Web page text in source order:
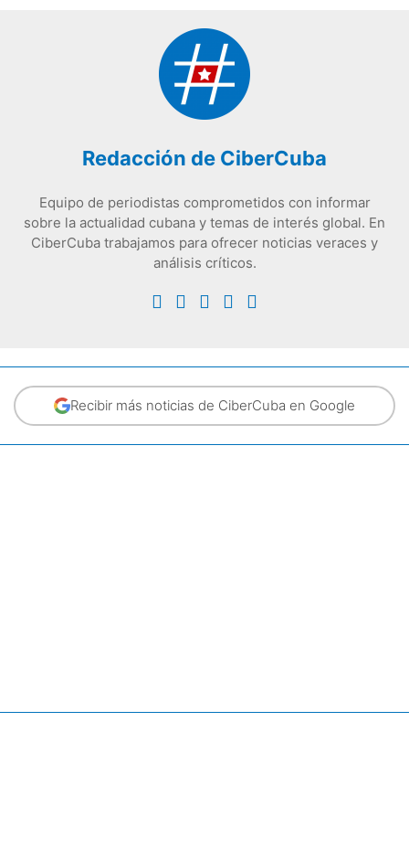
Redacción de CiberCuba
Equipo de periodistas comprometidos con informar
sobre la actualidad cubana y temas de interés global. En
CiberCuba trabajamos para ofrecer noticias veraces y
análisis críticos.
Recibir más noticias de CiberCuba en Google